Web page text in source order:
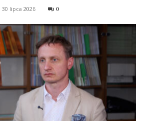
30 lipca 2026 0